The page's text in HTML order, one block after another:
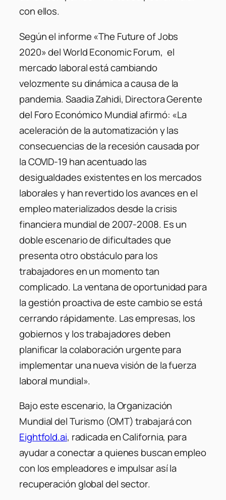
con ellos.
Según el informe «The Future of Jobs
2020» del World Economic Forum, el
mercado laboral está cambiando
velozmente su dinámica a causa de la
pandemia. Saadia Zahidi, Directora Gerente
del Foro Económico Mundial afirmó: «La
aceleración de la automatización y las
consecuencias de la recesión causada por
la COVID-19 han acentuado las
desigualdades existentes en los mercados
laborales y han revertido los avances en el
empleo materializados desde la crisis
financiera mundial de 2007-2008. Es un
doble escenario de dificultades que
presenta otro obstáculo para los
trabajadores en un momento tan
complicado. La ventana de oportunidad para
la gestión proactiva de este cambio se está
cerrando rápidamente. Las empresas, los
gobiernos y los trabajadores deben
planificar la colaboración urgente para
implementar una nueva visión de la fuerza
laboral mundial».
Bajo este escenario, la Organización
Mundial del Turismo (OMT) trabajará con
Eightfold.ai, radicada en California, para
ayudar a conectar a quienes buscan empleo
con los empleadores e impulsar así la
recuperación global del sector.